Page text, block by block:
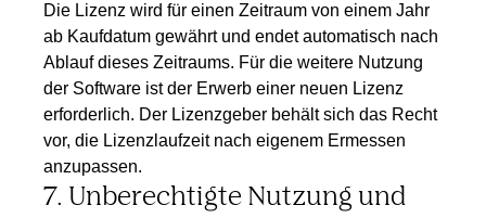
Die Lizenz wird für einen Zeitraum von einem Jahr
ab Kaufdatum gewährt und endet automatisch nach
Ablauf dieses Zeitraums. Für die weitere Nutzung
der Software ist der Erwerb einer neuen Lizenz
erforderlich. Der Lizenzgeber behält sich das Recht
vor, die Lizenzlaufzeit nach eigenem Ermessen
anzupassen.
7. Unberechtigte Nutzung und